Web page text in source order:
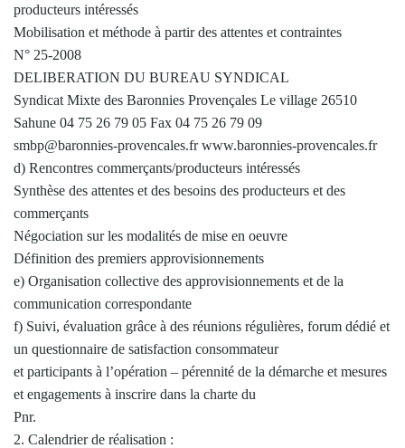
producteurs intéressés
Mobilisation et méthode à partir des attentes et contraintes
N° 25-2008
DELIBERATION DU BUREAU SYNDICAL
Syndicat Mixte des Baronnies Provençales Le village 26510
Sahune 04 75 26 79 05 Fax 04 75 26 79 09
smbp@baronnies-provencales.fr www.baronnies-provencales.fr
d) Rencontres commerçants/producteurs intéressés
Synthèse des attentes et des besoins des producteurs et des
commerçants
Négociation sur les modalités de mise en oeuvre
Définition des premiers approvisionnements
e) Organisation collective des approvisionnements et de la
communication correspondante
f) Suivi, évaluation grâce à des réunions régulières, forum dédié et
un questionnaire de satisfaction consommateur
et participants à l’opération – pérennité de la démarche et mesures
et engagements à inscrire dans la charte du
Pnr.
2. Calendrier de réalisation :